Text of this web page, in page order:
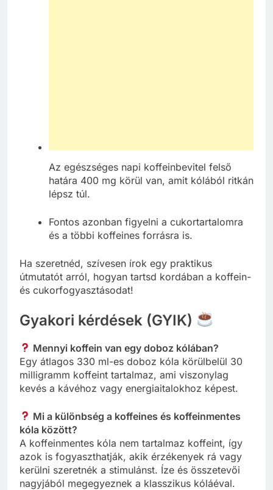
Az egészséges napi koffeinbevitel felső
határa 400 mg körül van, amit kólából ritkán
lépsz túl.
Fontos azonban figyelni a cukortartalomra
és a többi koffeines forrásra is.
Ha szeretnéd, szívesen írok egy praktikus
útmutatót arról, hogyan tartsd kordában a koffein-
és cukorfogyasztásodat!
Gyakori kérdések (GYIK)
Mennyi koffein van egy doboz kólában?
Egy átlagos 330 ml-es doboz kóla körülbelül 30
milligramm koffeint tartalmaz, ami viszonylag
kevés a kávéhoz vagy energiaitalokhoz képest.
Mi a különbség a koffeines és koffeinmentes
kóla között?
A koffeinmentes kóla nem tartalmaz koffeint, így
azok is fogyaszthatják, akik érzékenyek rá vagy
kerülni szeretnék a stimulánst. Íze és összetevői
nagyjából megegyeznek a klasszikus kóláéval.